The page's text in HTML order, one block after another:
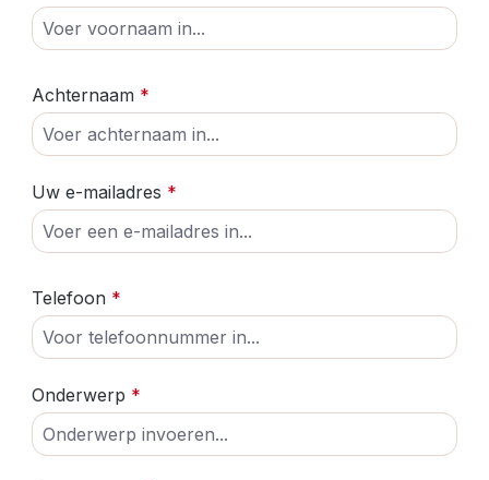
Achternaam *
Uw e-mailadres *
Telefoon *
Onderwerp *